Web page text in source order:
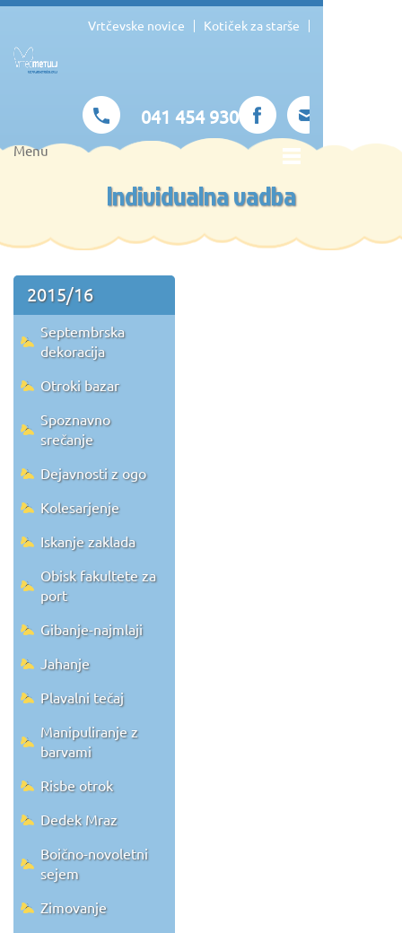
Vrtčevske novice Kotiček za starše
041 454 930
Menu
Individualna vadba
2015/16
Septembrska
dekoracija
Otroki bazar
Spoznavno
srečanje
Dejavnosti z ogo
Kolesarjenje
Iskanje zaklada
Obisk fakultete za
port
Gibanje-najmlaji
Jahanje
Plavalni tečaj
Manipuliranje z
barvami
Risbe otrok
Dedek Mraz
Boično-novoletni
sejem
Zimovanje